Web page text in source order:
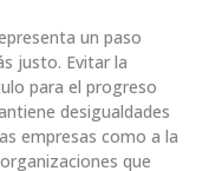
un paso
justo. Evitar la
para el progreso
desigualdades
empresas como a la
que